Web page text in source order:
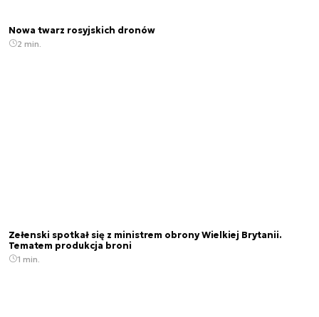
Nowa twarz rosyjskich dronów
2 min.
Zełenski spotkał się z ministrem obrony Wielkiej Brytanii.
Tematem produkcja broni
1 min.